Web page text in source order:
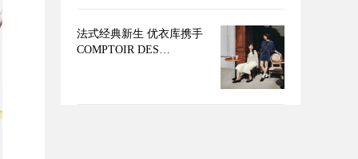
法式经典新生 优衣库携手
COMPTOIR DES